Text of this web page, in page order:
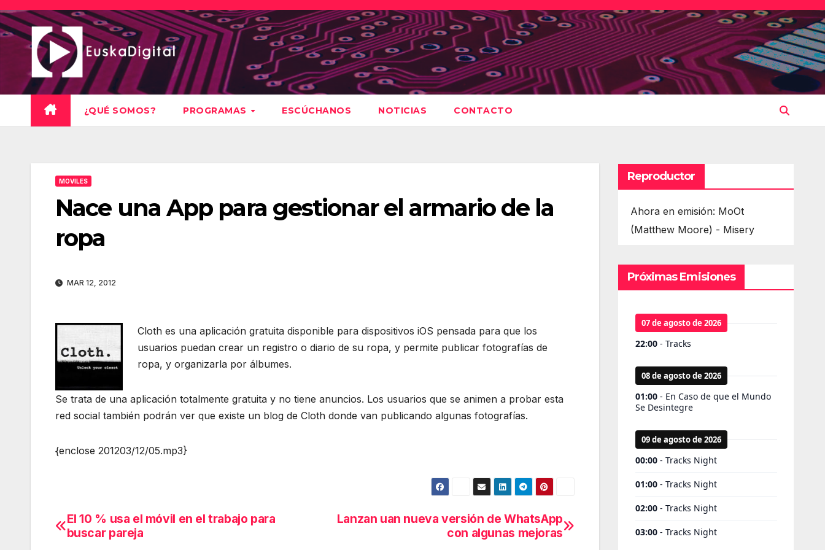
Saltar
al
contenido
¿QUÉ SOMOS? PROGRAMAS ESCÚCHANOS NOTICIAS CONTACTO
MOVILES
Nace una App para gestionar el armario de la
ropa
MAR 12, 2012
Cloth es una aplicación gratuita disponible para dispositivos iOS pensada para que los
usuarios puedan crear un registro o diario de su ropa, y permite publicar fotografías de
ropa, y organizarla por álbumes.
Se trata de una aplicación totalmente gratuita y no tiene anuncios. Los usuarios que se animen a probar esta
red social también podrán ver que existe un blog de Cloth donde van publicando algunas fotografías.
{enclose 201203/12/05.mp3}
Navegación
Lanzan uan nueva versión de WhatsApp
con algunas mejoras
El 10 % usa el móvil en el trabajo para
buscar pareja
Reproductor
Ahora en emisión: MoOt
(Matthew Moore) - Misery
Próximas Emisiones